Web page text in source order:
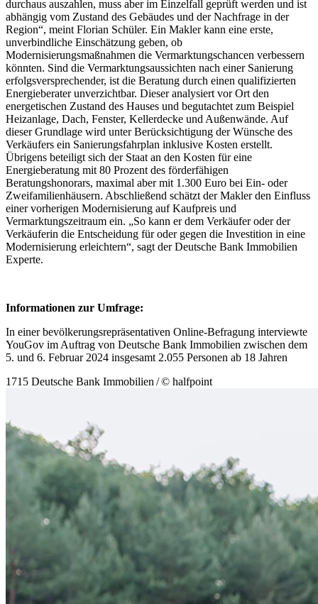
durchaus auszahlen, muss aber im Einzelfall geprüft werden und ist
abhängig vom Zustand des Gebäudes und der Nachfrage in der
Region“, meint Florian Schüler. Ein Makler kann eine erste,
unverbindliche Einschätzung geben, ob
Modernisierungsmaßnahmen die Vermarktungschancen verbessern
könnten. Sind die Vermarktungsaussichten nach einer Sanierung
erfolgsversprechender, ist die Beratung durch einen qualifizierten
Energieberater unverzichtbar. Dieser analysiert vor Ort den
energetischen Zustand des Hauses und begutachtet zum Beispiel
Heizanlage, Dach, Fenster, Kellerdecke und Außenwände. Auf
dieser Grundlage wird unter Berücksichtigung der Wünsche des
Verkäufers ein Sanierungsfahrplan inklusive Kosten erstellt.
Übrigens beteiligt sich der Staat an den Kosten für eine
Energieberatung mit 80 Prozent des förderfähigen
Beratungshonorars, maximal aber mit 1.300 Euro bei Ein- oder
Zweifamilienhäusern. Abschließend schätzt der Makler den Einfluss
einer vorherigen Modernisierung auf Kaufpreis und
Vermarktungszeitraum ein. „So kann er dem Verkäufer oder der
Verkäuferin die Entscheidung für oder gegen die Investition in eine
Modernisierung erleichtern“, sagt der Deutsche Bank Immobilien
Experte.
Informationen zur Umfrage:
In einer bevölkerungsrepräsentativen Online-Befragung interviewte
YouGov im Auftrag von Deutsche Bank Immobilien zwischen dem
5. und 6. Februar 2024 insgesamt 2.055 Personen ab 18 Jahren
1715 Deutsche Bank Immobilien / © halfpoint